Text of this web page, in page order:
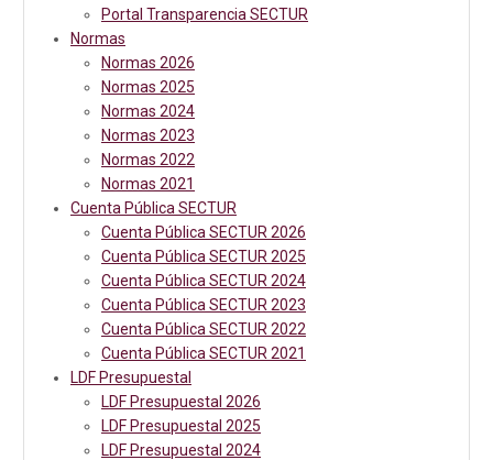
Portal Transparencia SECTUR
Normas
Normas 2026
Normas 2025
Normas 2024
Normas 2023
Normas 2022
Normas 2021
Cuenta Pública SECTUR
Cuenta Pública SECTUR 2026
Cuenta Pública SECTUR 2025
Cuenta Pública SECTUR 2024
Cuenta Pública SECTUR 2023
Cuenta Pública SECTUR 2022
Cuenta Pública SECTUR 2021
LDF Presupuestal
LDF Presupuestal 2026
LDF Presupuestal 2025
LDF Presupuestal 2024